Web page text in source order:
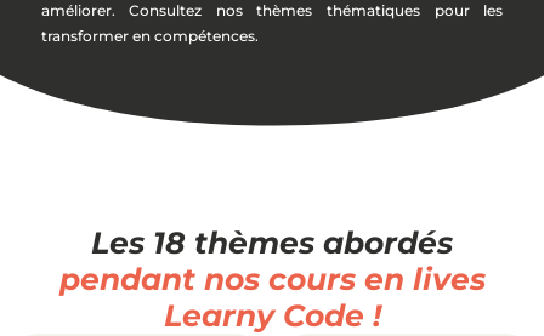
améliorer. Consultez nos thèmes thématiques pour les
transformer en compétences.
Les 18 thèmes abordés
pendant nos cours en lives
Learny Code !